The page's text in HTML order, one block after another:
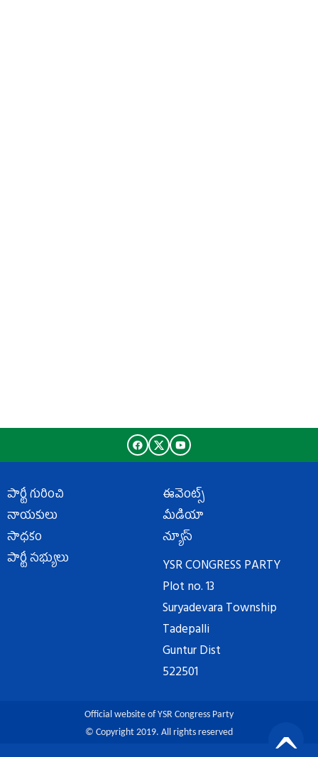
పార్టీ గురించి
నాయకులు
సాధకం
పార్టీ సభ్యులు
ఈవెంట్స్
మీడియా
న్యూస్
YSR CONGRESS PARTY
Plot no. 13
Suryadevara Township
Tadepalli
Guntur Dist
522501
Official website of YSR Congress Party
© Copyright 2019. All rights reserved